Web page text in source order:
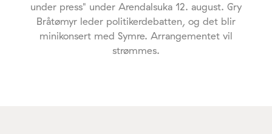
under press" under Arendalsuka 12. august. Gry
Bråtømyr leder politikerdebatten, og det blir
minikonsert med Symre. Arrangementet vil
strømmes.